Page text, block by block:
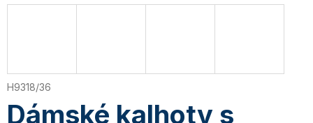
Dámské kalhoty s
H9318/36